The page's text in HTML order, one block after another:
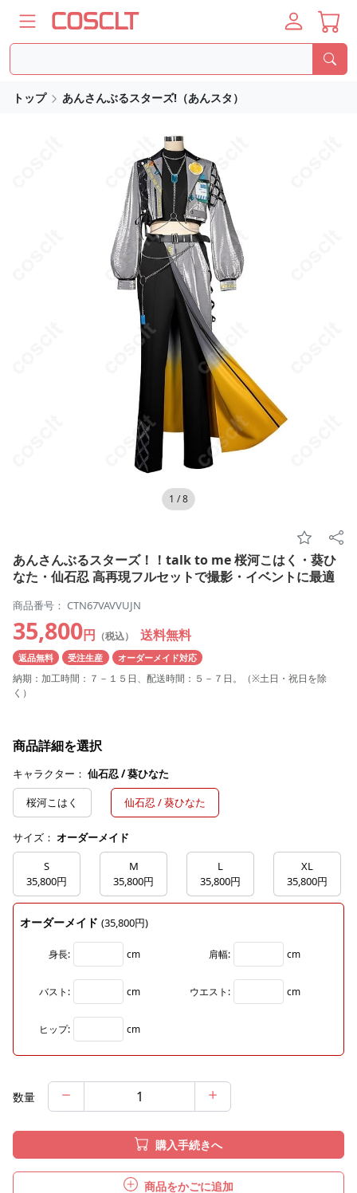
トップ あんさんぶるスターズ!（あんスタ）
1 /8
あんさんぶるスターズ！！talk to me 桜河こはく・葵ひ
なた・仙石忍 高再現フルセットで撮影・イベントに最適
商品番号： CTN67VAVVUJN
35,800円 （税込） 送料無料
返品無料 受注生産 オーダーメイド対応
納期：加工時間：７－１５日、配送時間：５－７日。（※土日・祝日を除
く）
商品詳細を選択
キャラクター： 仙石忍 / 葵ひなた
桜河こはく
仙石忍 / 葵ひなた
サイズ： オーダーメイド
S
35,800円
M
35,800円
L
35,800円
XL
35,800円
オーダーメイド (35,800円)
身長: cm 肩幅: cm
バスト: cm ウエスト: cm
ヒップ: cm
数量
購入手続きへ
商品をかごに追加